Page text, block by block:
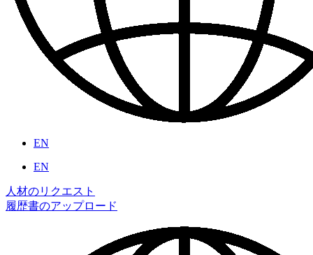
EN
EN
人材のリクエスト
履歴書のアップロード